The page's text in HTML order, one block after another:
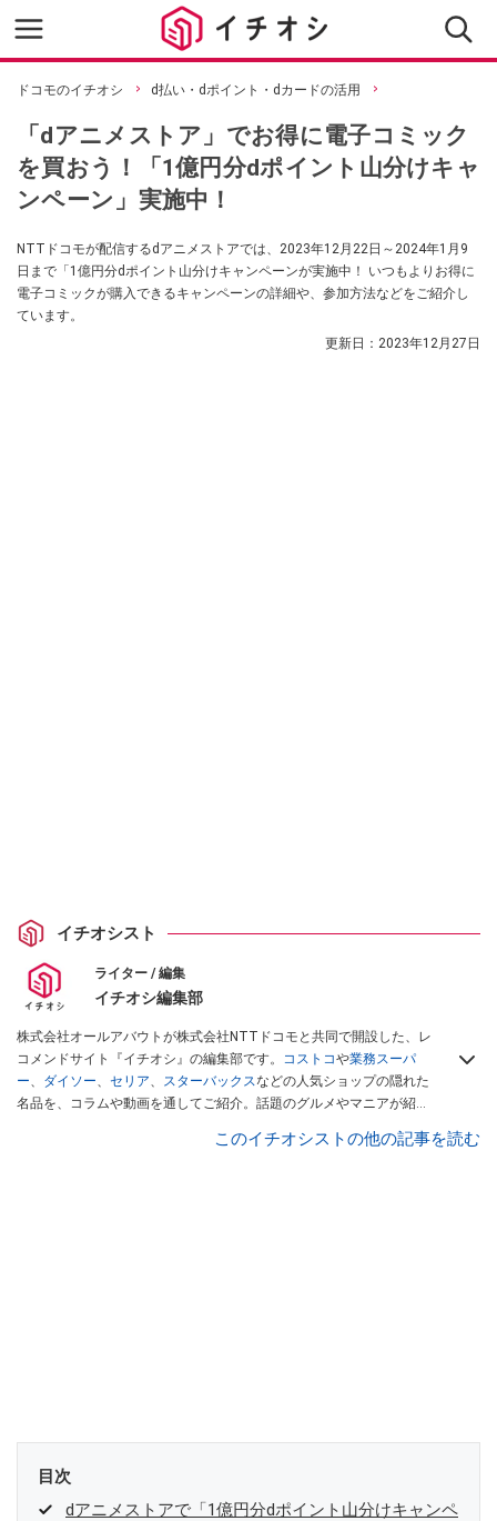
ドコモのイチオシ d払い・dポイント・dカードの活用
「dアニメストア」でお得に電子コミック
を買おう！「1億円分dポイント山分けキャ
ンペーン」実施中！
NTTドコモが配信するdアニメストアでは、2023年12月22日～2024年1月9
日まで「1億円分dポイント山分けキャンペーンが実施中！ いつもよりお得に
電子コミックが購入できるキャンペーンの詳細や、参加方法などをご紹介し
ています。
更新日： 2023年12月27日
イチオシスト
ライター / 編集
イチオシ編集部
株式会社オールアバウトが株式会社NTTドコモと共同で開設した、レ
コメンドサイト『イチオシ』の編集部です。 コストコや業務スーパ
ー、 ダイソー、 セリア、 スターバックスなどの人気ショップの隠れた
名品を、コラムや動画を通してご紹介。話題のグルメやマニアが紹介
インフルエンサーが実際に使用してレビューしています。毎日トレン
このイチオシストの他の記事を読む
目次
dアニメストアで「1億円分dポイント山分けキャンペ